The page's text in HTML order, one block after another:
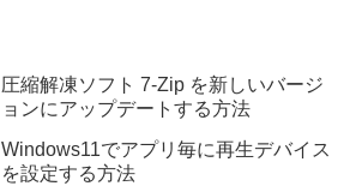
圧縮解凍ソフト 7-Zip を新しいバージ
ョンにアップデートする方法
Windows11でアプリ毎に再生デバイス
を設定する方法